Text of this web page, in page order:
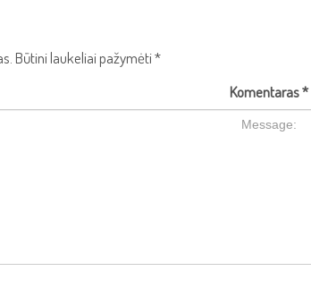
Būtini laukeliai pažymėti*
Komentaras*